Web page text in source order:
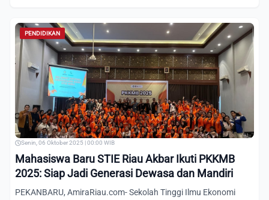
PENDIDIKAN
Senin, 06 Oktober 2025 | 00:00 WIB
Mahasiswa Baru STIE Riau Akbar Ikuti PKKMB
2025: Siap Jadi Generasi Dewasa dan Mandiri
PEKANBARU, AmiraRiau.com- Sekolah Tinggi Ilmu Ekonomi